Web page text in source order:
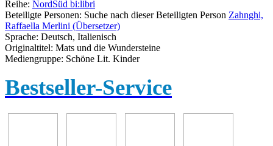
Reihe: NordSüd bi:libri
Beteiligte Personen: Suche nach dieser Beteiligten Person Zahnghi,
Raffaella Merlini (Übersetzer)
Sprache: Deutsch, Italienisch
Originaltitel: Mats und die Wundersteine
Mediengruppe: Schöne Lit. Kinder
Bestseller-Service